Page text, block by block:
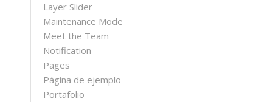
Layer Slider
Maintenance Mode
Meet the Team
Notification
Pages
Página de ejemplo
Portafolio